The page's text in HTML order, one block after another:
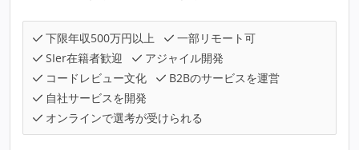
下限年収500万円以上
一部リモート可
SIer在籍者歓迎
アジャイル開発
コードレビュー文化
B2Bのサービスを運営
自社サービスを開発
オンラインで選考が受けられる